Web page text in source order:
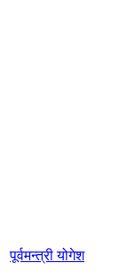
पूर्वमन्त्री योगेश